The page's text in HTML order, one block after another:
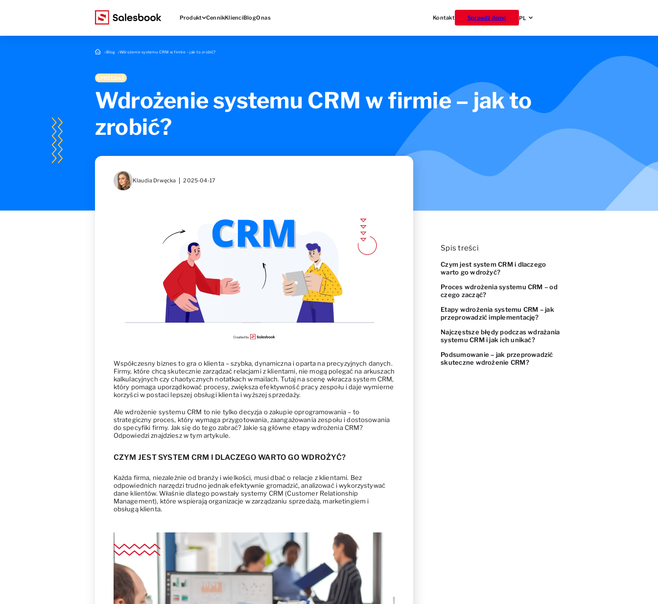
Produkt CennikKlienciBlogO nas Kontakt Sprawdź demo PL
Blog Wdrożenie systemu CRM w firmie – jak to zrobić?
SPRZEDAŻ
Wdrożenie systemu CRM w firmie – jak to
zrobić?
Klaudia Drwęcka 2025-04-17
Współczesny biznes to gra o klienta – szybka, dynamiczna i oparta na precyzyjnych danych.
Firmy, które chcą skutecznie zarządzać relacjami z klientami, nie mogą polegać na arkuszach
kalkulacyjnych czy chaotycznych notatkach w mailach. Tutaj na scenę wkracza system CRM,
który pomaga uporządkować procesy, zwiększa efektywność pracy zespołu i daje wymierne
korzyści w postaci lepszej obsługi klienta i wyższej sprzedaży.
Ale wdrożenie systemu CRM to nie tylko decyzja o zakupie oprogramowania – to
strategiczny proces, który wymaga przygotowania, zaangażowania zespołu i dostosowania
do specyfiki firmy. Jak się do tego zabrać? Jakie są główne etapy wdrożenia CRM?
Odpowiedzi znajdziesz w tym artykule.
CZYM JEST SYSTEM CRM I DLACZEGO WARTO GO WDROŻYĆ?
Każda firma, niezależnie od branży i wielkości, musi dbać o relacje z klientami. Bez
odpowiednich narzędzi trudno jednak efektywnie gromadzić, analizować i wykorzystywać
dane klientów. Właśnie dlatego powstały systemy CRM (Customer Relationship
Management), które wspierają organizacje w zarządzaniu sprzedażą, marketingiem i
obsługą klienta.
Spis treści
Czym jest system CRM i dlaczego
warto go wdrożyć?
Proces wdrożenia systemu CRM – od
czego zacząć?
Etapy wdrożenia systemu CRM – jak
przeprowadzić implementację?
Najczęstsze błędy podczas wdrażania
systemu CRM i jak ich unikać?
Podsumowanie – jak przeprowadzić
skuteczne wdrożenie CRM?